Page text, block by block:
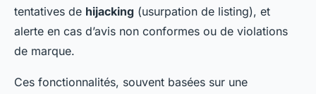
tentatives de hijacking (usurpation de listing), et
alerte en cas d’avis non conformes ou de violations
de marque.
Ces fonctionnalités, souvent basées sur une